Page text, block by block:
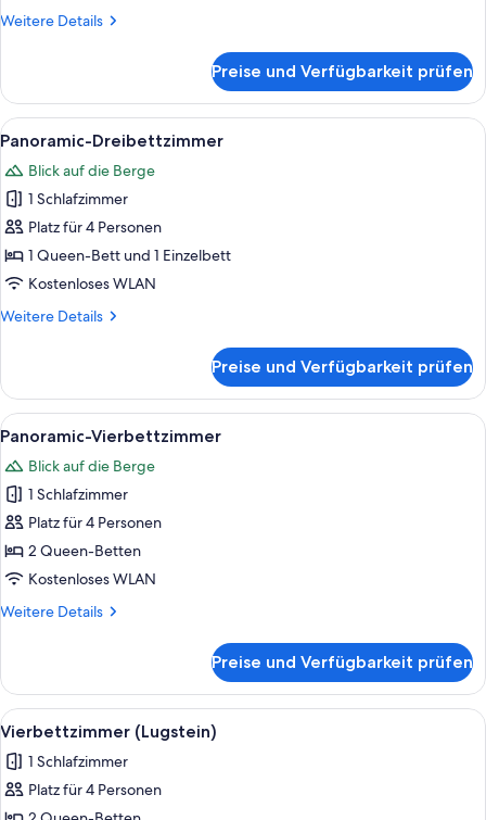
Weitere Details
Weitere
(Lugstein)
Preise und Verfügbarkeit prüfen
Alle
Fotos
für
Panoramic-
Dreibettzimmer
anzeigen
Schreibtisch, kostenlose
5
Panoramic-Dreibettzimmer
Blick auf die Berge
1 Schlafzimmer
Platz für 4 Personen
1 Queen-Bett und 1 Einzelbett
Kostenloses WLAN
Weitere Details
Weitere
Dreibettzimmer
Preise und Verfügbarkeit prüfen
Alle
Fotos
für
Panoramic-
Vierbettzimmer
anzeigen
Schreibtisch, kostenlose
5
Panoramic-Vierbettzimmer
Blick auf die Berge
1 Schlafzimmer
Platz für 4 Personen
2 Queen-Betten
Kostenloses WLAN
Weitere Details
Weitere
Vierbettzimmer
Preise und Verfügbarkeit prüfen
Alle
Fotos
für
Vierbettzimmer
Vierbettzimmer (Lugstein) |
5
Vierbettzimmer (Lugstein)
1 Schlafzimmer
Platz für 4 Personen